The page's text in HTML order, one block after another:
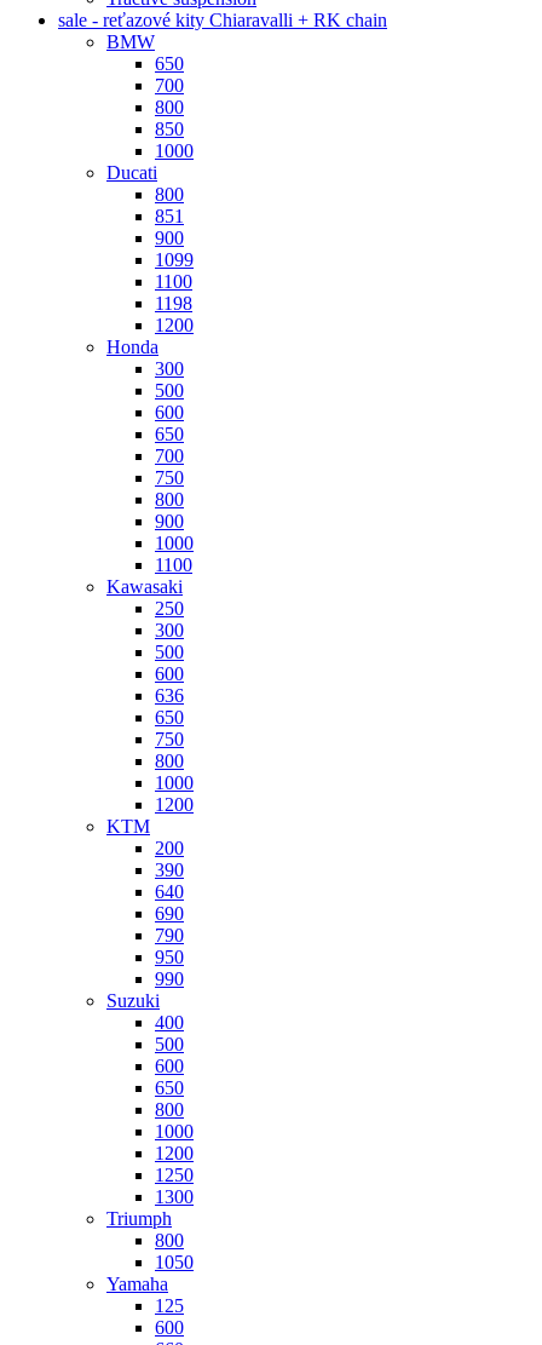
sale - reťazové kity Chiaravalli + RK chain
BMW
650
700
800
850
1000
Ducati
800
851
900
1099
1100
1198
1200
Honda
300
500
600
650
700
750
800
900
1000
1100
Kawasaki
250
300
500
600
636
650
750
800
1000
1200
KTM
200
390
640
690
790
950
990
Suzuki
400
500
600
650
800
1000
1200
1250
1300
Triumph
800
1050
Yamaha
125
600